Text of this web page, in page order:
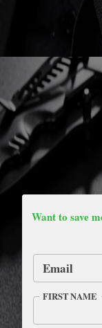
Want to save
Email
FIRST NAME